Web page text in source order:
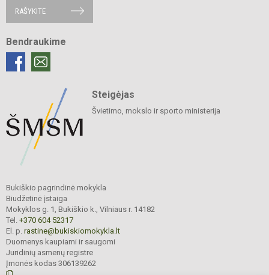
RAŠYKITE
Bendraukime
Steigėjas
Švietimo, mokslo ir sporto ministerija
Bukiškio pagrindinė mokykla
Biudžetinė įstaiga
Mokyklos g. 1, Bukiškio k., Vilniaus r. 14182
Tel. +370 604 52317
El. p. rastine@bukiskiomokykla.lt
Duomenys kaupiami ir saugomi
Juridinių asmenų registre
Įmonės kodas 306139262